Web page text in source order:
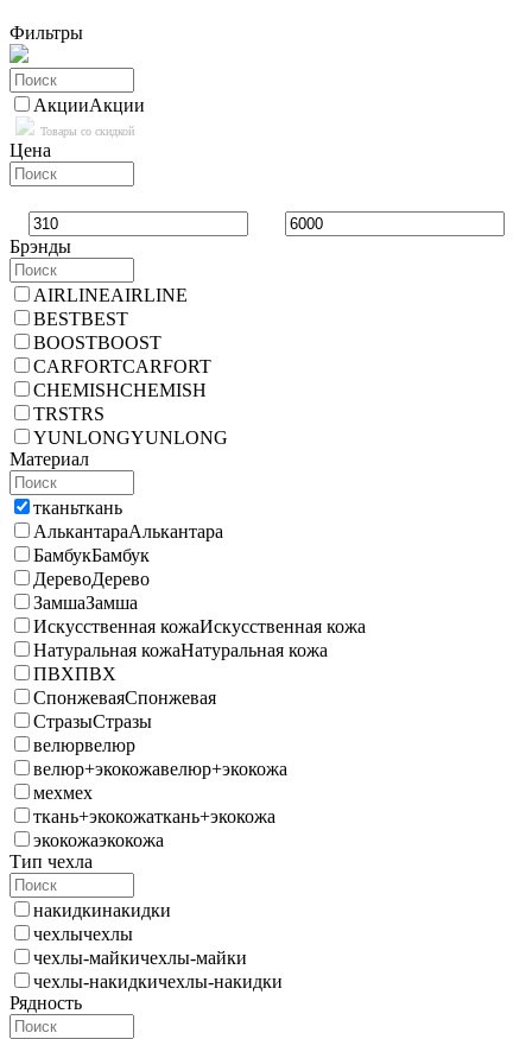
Фильтры
АкцииАкции
Товары со скидкой
Цена
Брэнды
AIRLINEAIRLINE
BESTBEST
BOOSTBOOST
CARFORTCARFORT
CHEMISHCHEMISH
TRSTRS
YUNLONGYUNLONG
Материал
тканьткань
АлькантараАлькантара
БамбукБамбук
ДеревоДерево
ЗамшаЗамша
Искусственная кожаИскусственная кожа
Натуральная кожаНатуральная кожа
ПВХПВХ
СпонжеваяСпонжевая
СтразыСтразы
велюрвелюр
велюр+экокожавелюр+экокожа
мехмех
ткань+экокожаткань+экокожа
экокожаэкокожа
Тип чехла
накидкинакидки
чехлычехлы
чехлы-майкичехлы-майки
чехлы-накидкичехлы-накидки
Рядность